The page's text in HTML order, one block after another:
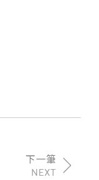
NEXT